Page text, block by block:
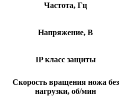
Частота, Гц
Напряжение, В
IP класс защиты
Скорость вращения ножа без
нагрузки, об/мин